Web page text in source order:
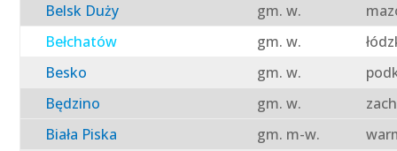
Belsk Duży
gm. w.
Bełchatów
gm. w.
Besko
gm. w.
Będzino
gm. w.
Biała Piska
gm. m-w.